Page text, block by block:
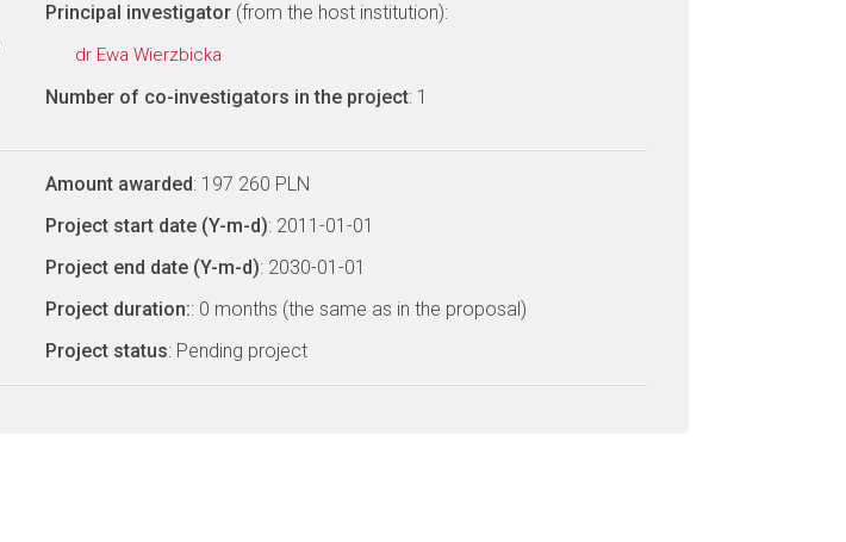
Principal investigator (from the host institution):
dr Ewa Wierzbicka
Number of co-investigators in the project: 1
Amount awarded: 197 260 PLN
Project start date (Y-m-d): 2011-01-01
Project end date (Y-m-d): 2030-01-01
Project duration:: 0 months (the same as in the proposal)
Project status: Pending project